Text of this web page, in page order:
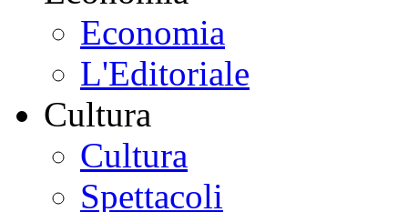
Economia
L'Editoriale
Cultura
Cultura
Spettacoli